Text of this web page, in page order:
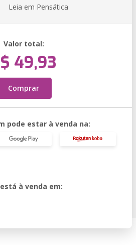
Leia em Pensática
Valor total:
49,93
Comprar
pode estar à venda na:
à venda em: